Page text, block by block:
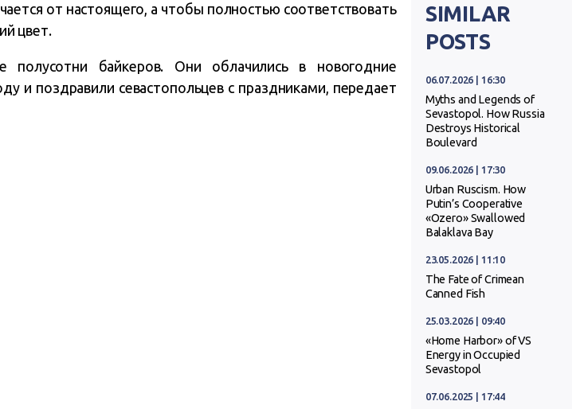
от настоящего, а чтобы полностью соответствовать
цвет.
полусотни байкеров. Они облачились в новогодние
и поздравили севастопольцев с праздниками, передает
SIMILAR
POSTS
06.07.2026 | 16:30
Myths and Legends of
Sevastopol. How Russia
Destroys Historical
Boulevard
09.06.2026 | 17:30
Urban Ruscism. How
Putin’s Cooperative
«Ozero» Swallowed
Balaklava Bay
23.05.2026 | 11:10
The Fate of Crimean
Canned Fish
25.03.2026 | 09:40
«Home Harbor» of VS
Energy in Occupied
Sevastopol
07.06.2025 | 17:44